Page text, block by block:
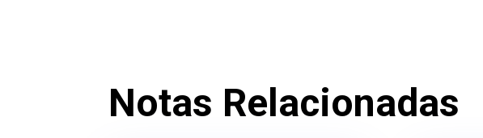
Notas Relacionadas